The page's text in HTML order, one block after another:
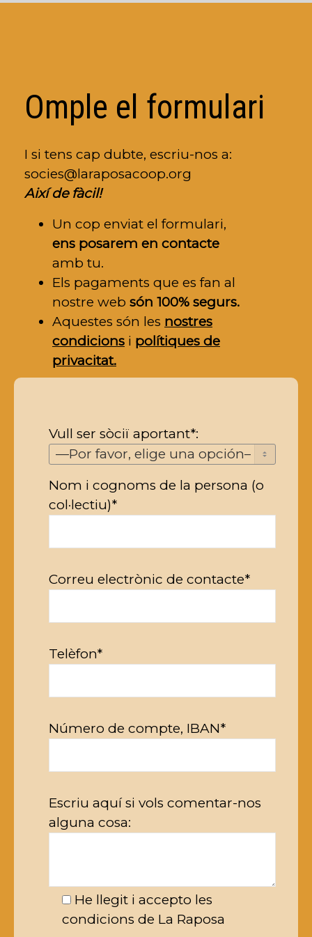
Omple el formulari
I si tens cap dubte, escriu-nos a:
socies@laraposacoop.org
Així de fàcil!
Un cop enviat el formulari,
ens posarem en contacte
amb tu.
Els pagaments que es fan al
nostre web són 100% segurs.
Aquestes són les nostres
condicions i polítiques de
privacitat.
Vull ser sòciï aportant*:
Nom i cognoms de la persona (o
col·lectiu)*
Correu electrònic de contacte*
Telèfon*
Número de compte, IBAN*
Escriu aquí si vols comentar-nos
alguna cosa:
He llegit i accepto les
condicions de La Raposa